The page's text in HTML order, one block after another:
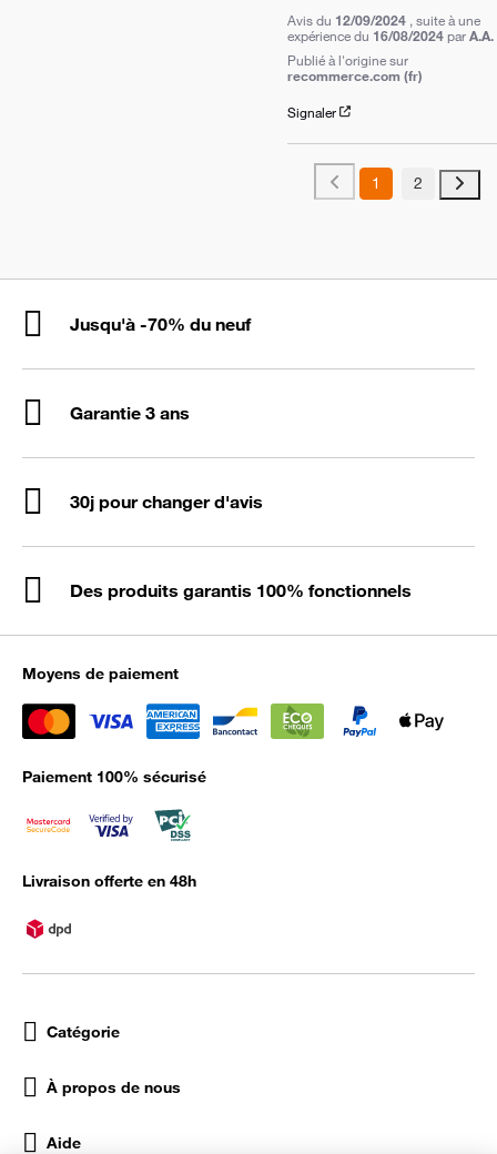
Avis du 12/09/2024 , suite à une
expérience du 16/08/2024 parA.A.
Publié à l'origine sur
recommerce.com (fr)
Signaler
1 2
Jusqu'à -70% du neuf
Garantie 3 ans
30j pour changer d'avis
Des produits garantis 100% fonctionnels
Moyens de paiement
Paiement 100% sécurisé
Livraison offerte en 48h
Catégorie
À propos de nous
Aide